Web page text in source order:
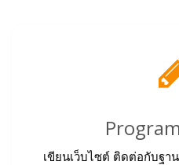
เขียนเว็บไซต์ ติดต่อกับฐา